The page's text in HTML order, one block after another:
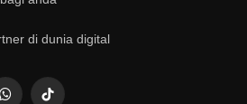
di dunia digital